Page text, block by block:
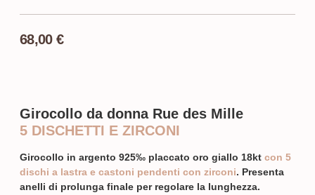
68,00 €
Girocollo da donna Rue des Mille
5 DISCHETTI E ZIRCONI
Girocollo in argento 925‰ placcato oro giallo 18kt con 5
dischi a lastra e castoni pendenti con zirconi. Presenta
anelli di prolunga finale per regolare la lunghezza.